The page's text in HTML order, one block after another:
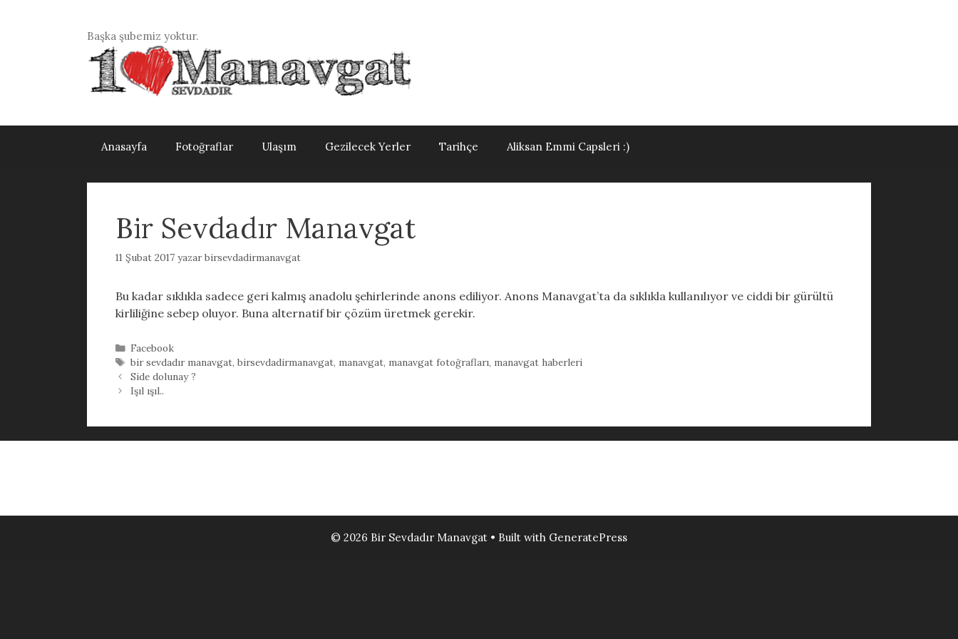
Başka şubemiz yoktur.
Anasayfa Fotoğraflar Ulaşım Gezilecek Yerler Tarihçe Aliksan Emmi Capsleri :)
Bir Sevdadır Manavgat
11 Şubat 2017 yazarbirsevdadirmanavgat
Bu kadar sıklıkla sadece geri kalmış anadolu şehirlerinde anons ediliyor. Anons Manavgat’ta da sıklıkla kullanılıyor ve ciddi bir gürültü
kirliliğine sebep oluyor. Buna alternatif bir çözüm üretmek gerekir.
Kategoriler
Facebook
Etiketler
bir sevdadır manavgat,birsevdadirmanavgat, manavgat, manavgat fotoğrafları, manavgat haberleri
Side dolunay ?
Işıl ışıl..
© 2026 Bir Sevdadır Manavgat • Built with GeneratePress